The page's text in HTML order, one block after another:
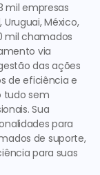
mil empresas
México,
mil chamados
via
das ações
de eficiência e
tudo sem
Sua
para
de suporte,
para suas